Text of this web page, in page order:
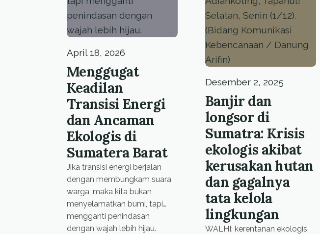
April 18, 2026
Menggugat
Keadilan
Transisi Energi
dan Ancaman
Ekologis di
Sumatera Barat
Jika transisi energi berjalan
dengan membungkam suara
warga, maka kita bukan
menyelamatkan bumi, tapi
mengganti penindasan
dengan wajah lebih hijau.
Desember 2, 2025
Banjir dan
longsor di
Sumatra: Krisis
ekologis akibat
kerusakan hutan
dan gagalnya
tata kelola
lingkungan
WALHI: kerentanan ekologis